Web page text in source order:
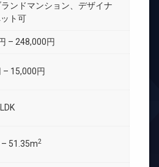
ランドマンション、デザイナ
ト可
– 248,000円
– 15,000円
– 51.35m2